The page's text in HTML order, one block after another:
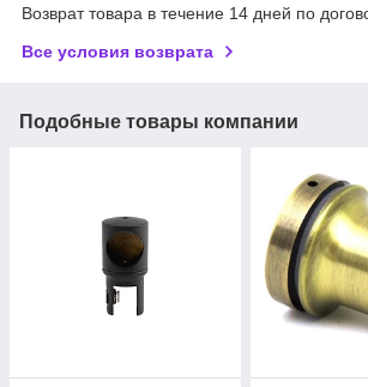
Возврат товара в течение 14 дней по
Все условия возврата
Подобные товары компании